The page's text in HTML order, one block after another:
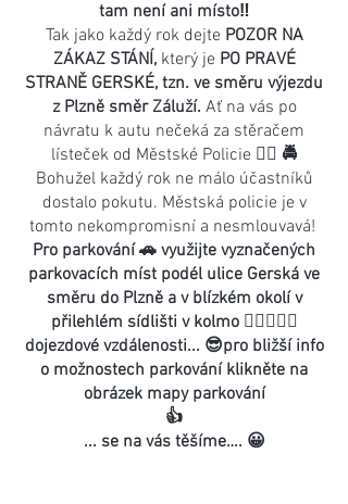
tam není ani místo‼
Tak jako každý rok dejte POZOR NA
ZÁKAZ STÁNÍ, který je PO PRAVÉ
STRANĚ GERSKÉ, tzn. ve směru výjezdu
z Plzně směr Záluží. Ať na vás po
návratu k autu nečeká za stěračem
lísteček od Městské Policie 👮‍♂️ 🚔
Bohužel každý rok ne málo účastníků
dostalo pokutu. Městská policie je v
tomto nekompromisní a nesmlouvavá!
Pro parkování 🚗 využijte vyznačených
parkovacích míst podél ulice Gerská ve
směru do Plzně a v blízkém okolí v
přilehlém sídlišti v kolmo 🚴🏻‍♂️🚵‍♀️
dojezdové vzdálenosti... 😎pro bližší info
o možnostech parkování klikněte na
obrázek mapy parkování
👍
... se na vás těšíme…. 😀